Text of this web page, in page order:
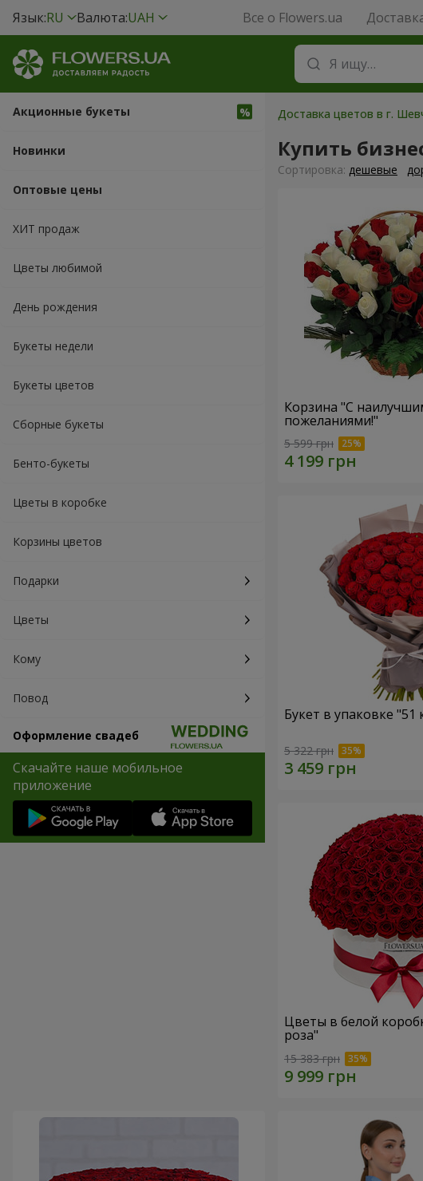
Язык:RU Валюта:UAH Все о Flowers.ua
Акционные букеты
Новинки
Оптовые цены
ХИТ продаж
Цветы любимой
День рождения
Букеты недели
Букеты цветов
Сборные букеты
Бенто-букеты
Цветы в коробке
Корзины цветов
Подарки
Цветы
Кому
Повод
Оформление свадеб
Скачайте наше мобильное
приложение
Доставка цветов в г.
Купить
Cортировка: дешевые
Корзина "С
пожеланиями!"
5 599 грн
Букет в упаковке "51
5 322 грн
Цветы в белой
роза"
15 383 грн